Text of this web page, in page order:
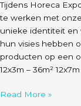
Tijdens Horeca
te werken met
unieke identiteit en
hun visies hebben
producten op een
12x3m – 36m²
Read More »